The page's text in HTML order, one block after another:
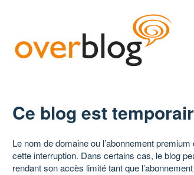
Ce blog est
Le nom de domaine ou l’abonnement
cette interruption. Dans certains cas, le blog
rendant son accès limité tant que